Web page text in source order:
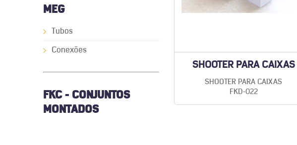
MEG
Tubos
Conexões
FKC - CONJUNTOS
MONTADOS
SHOOTER PARA CAIXAS
SHOOTER PARA CAIXAS
FKD-022